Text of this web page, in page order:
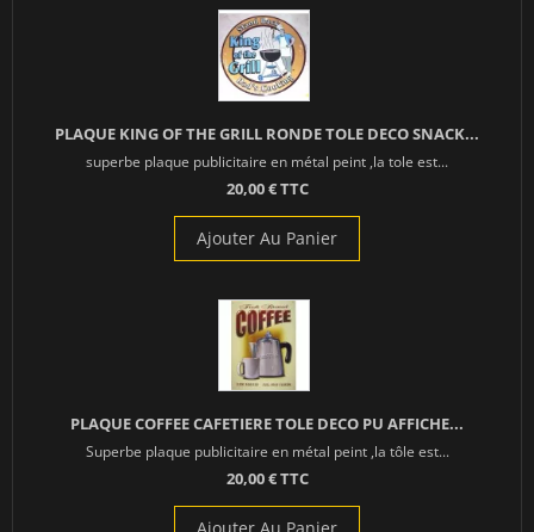
PLAQUE KING OF THE GRILL RONDE TOLE DECO SNACK...
superbe plaque publicitaire en métal peint ,la tole est...
20,00 € TTC
Ajouter Au Panier
PLAQUE COFFEE CAFETIERE TOLE DECO PU AFFICHE...
Superbe plaque publicitaire en métal peint ,la tôle est...
20,00 € TTC